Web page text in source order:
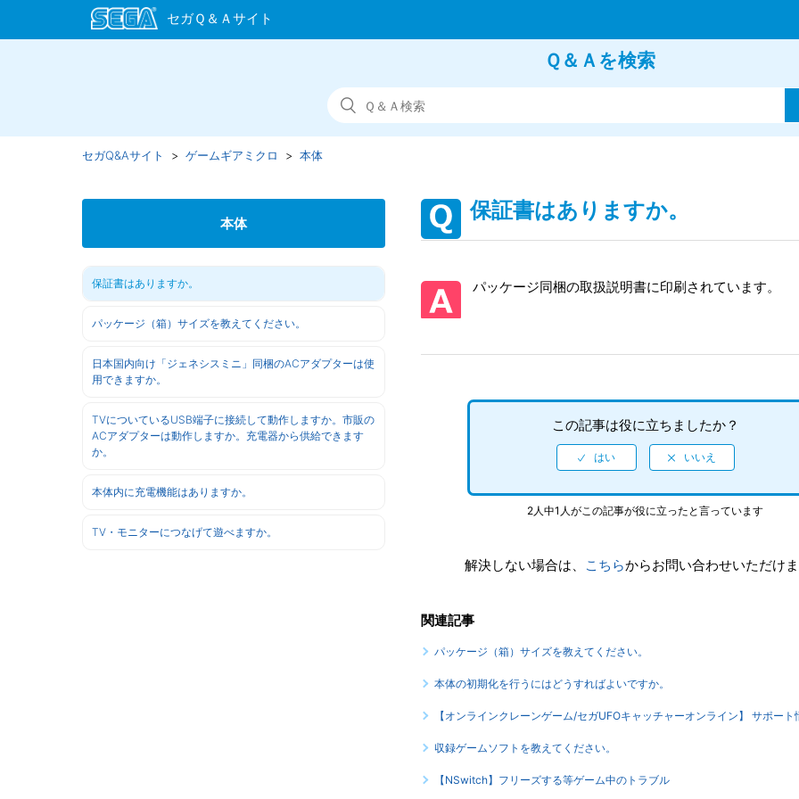
Ｑ＆Ａを検索
セガQ&Aサイト ゲームギアミクロ 本体
本体
保証書はありますか。
パッケージ（箱）サイズを教えてください。
日本国内向け「ジェネシスミニ」同梱のACアダプターは使
用できますか。
TVについているUSB端子に接続して動作しますか。市販の
ACアダプターは動作しますか。充電器から供給できます
か。
本体内に充電機能はありますか。
TV・モニターにつなげて遊べますか。
保証書はありますか。
パッケージ同梱の取扱説明書に印刷されています。
この記事は役に立ちましたか？
2人中1人がこの記事が役に立ったと言っています
解決しない場合は、 こちらからお問い合わせいただけま
関連記事
パッケージ（箱）サイズを教えてください。
本体の初期化を行うにはどうすればよいですか。
【オンラインクレーンゲーム/セガUFOキャッチャーオンライン】 サポート
収録ゲームソフトを教えてください。
【NSwitch】フリーズする等ゲーム中のトラブル